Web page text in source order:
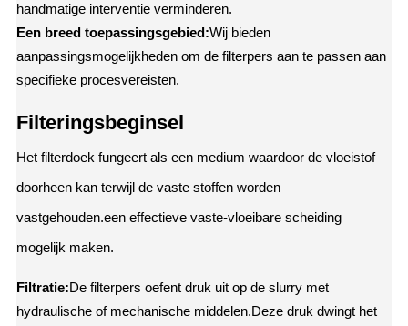
handmatige interventie verminderen.
Een breed toepassingsgebied:Wij bieden
aanpassingsmogelijkheden om de filterpers aan te passen aan
specifieke procesvereisten.
Filteringsbeginsel
Het filterdoek fungeert als een medium waardoor de vloeistof
doorheen kan terwijl de vaste stoffen worden
vastgehouden.een effectieve vaste-vloeibare scheiding
mogelijk maken.
Filtratie:De filterpers oefent druk uit op de slurry met
hydraulische of mechanische middelen.Deze druk dwingt het